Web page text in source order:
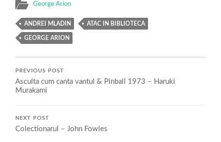
George Arion
ANDREI MLADIN ATAC IN BIBLIOTECA
GEORGE ARION
PREVIOUS POST
Asculta cum canta vantul & Pinball 1973 – Haruki
Murakami
NEXT POST
Colectionarul – John Fowles